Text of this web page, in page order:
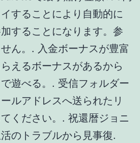
ラインカジノ
ットとデメリ
スに感じる上「無事に出
」と不安になる場合もあ
するつもりでアカウント